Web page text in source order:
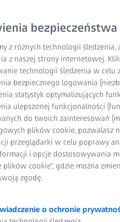
na każdym
bezpieczeństwa
z różnych technologii
z naszej strony internetowej.
technologii śledzenia w celu
bezpiecznego logowania
statystyk optymalizujących
ulepszonej funkcjonalności
do twoich zainteresowań
plików cookie, pozwalasz
przeglądarki w celu poprawy
i opcje dostosowywania
plików cookie”, gdzie można
zgodę.
o ochronie